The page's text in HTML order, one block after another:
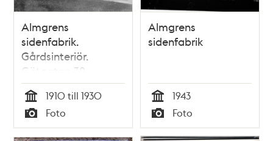
Almgrens
sidenfabrik.
Gårdsinteriör.
Götgatan 32
Tid
1910 till 1930
Typ
Foto
Almgrens
sidenfabrik
Tid
1943
Typ
Foto